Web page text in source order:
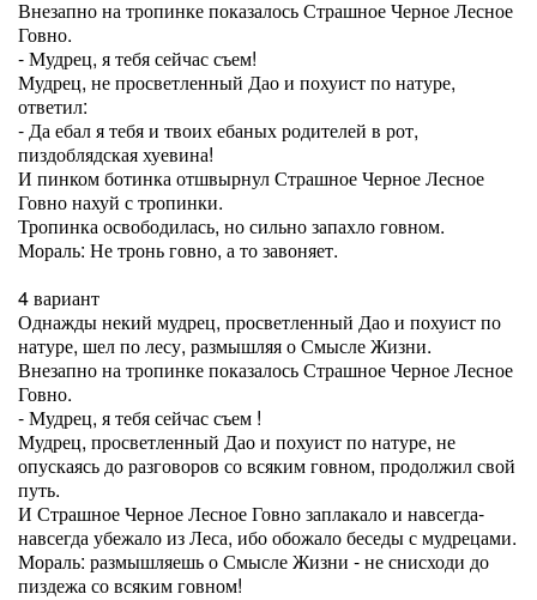
Внезапно на тропинке показалось Страшное Черное Лесное
Говно.
- Мудрец, я тебя сейчас съем!
Мудрец, не просветленный Дао и похуист по натуре,
ответил:
- Да ебал я тебя и твоих ебаных родителей в рот,
пиздоблядская хуевина!
И пинком ботинка отшвырнул Страшное Черное Лесное
Говно нахуй с тропинки.
Тропинка освободилась, но сильно запахло говном.
Мораль: Не тронь говно, а то завоняет.
4 вариант
Однажды некий мудрец, просветленный Дао и похуист по
натуре, шел по лесу, размышляя о Смысле Жизни.
Внезапно на тропинке показалось Страшное Черное Лесное
Говно.
- Мудрец, я тебя сейчас съем !
Мудрец, просветленный Дао и похуист по натуре, не
опускаясь до разговоров со всяким говном, продолжил свой
путь.
И Страшное Черное Лесное Говно заплакало и навсегда-
навсегда убежало из Леса, ибо обожало беседы с мудрецами.
Мораль: размышляешь о Смысле Жизни - не снисходи до
пиздежа со всяким говном!